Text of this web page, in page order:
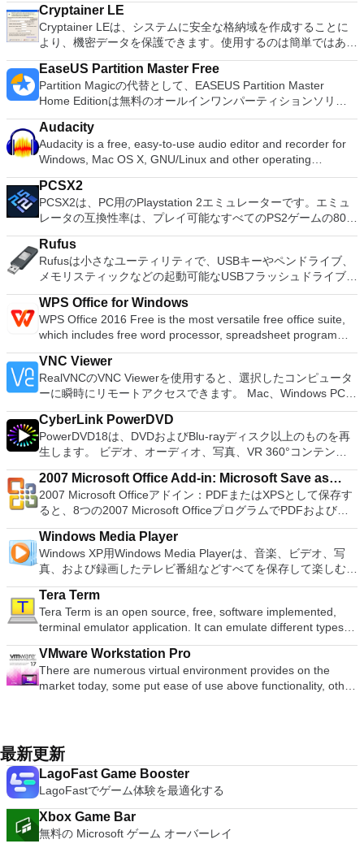
Cryptainer LE
Cryptainer LEは、システムに安全な格納域を作成することに
より、機密データを保護できます。使用するのは簡単ではあり
ません。暗号化するファイルをVaultにドラッグアンドドロッ
プするだけです。それらをボールトの外にドラッグすると、そ
れらを復号化して通常どおり使用できます。 Cryptainer LE
は、Windows PC、デスクトップ、ラップトップ、ハードディ
スク、USBフラッシュドライブなどのリムーバブルドライブ、
またはメモリスティックで使用できます。 主な機能は次のと
おりです。 簡単なドラッグアンドドロップ操作。 448ビット
の強力な暗号化。 暗号化されたボリュームを作成します。 高
速暗号化。 ストレージの柔軟性。 標準のWindows機能。 使い
やすいインターフェース。 Cryptainer LEは強力な448ビット
暗号化を使用し、ハードディスク上に複数の100 MB暗号化さ
れたボールトを作成できます。これらの暗号化されたドライブ
は、必要に応じて何度でもロードおよびアンロードできます。
すべて、単一のパスワードを使用して。 Cryptainer LEを使用
すると、コンピューター上の他の通常のドライブとまったく同
を使用できます。 Cryptainer LEは非常に使いやすく、標準の
ドロップダウンメニューを備えたシンプルなエクスプローラー
スタイルのインターフェイスを備えています。操作が簡単であ
るだけでなく、柔軟性もあり、「スタンドアロン」インストー
ルとしてUSB /リムーバブルドライブに直接インストールでき
ます。 全体として、Cryptainer LEは、WindowsベースのPC上
のデータ、ディスク、ドライブ、ファイル、フォルダーを暗号
化する包括的なセキュリティソリューションです。シンプルな
インターフェースを持ち、その場でファイルを復号化できま
す。私たちが見ることができる唯一の欠点は、わずかに時代遅
れのインターフェースです。完全に機能しますが、他の暗号化
ツールが持っている現代的な感覚の一部が欠けています。
EaseUS Partition Master Free
Partition Magicの代替として、EASEUS Partition Master
Home Editionは無料のオールインワンパーティションソリュ
ーションおよびディスク管理ユーティリティです。パーティシ
ョンの拡張（特にシステムドライブ用）、ディスク領域の管
理、MBRおよびGUIDパーティションテーブル（GPT）ディス
クのディスク領域不足の問題の解決を可能にします。 パーテ
ィションのサイズ変更/移動システムドライブを拡張するディ
スクとパーティションをコピーパーティションをマージ分割パ
ーティション空き領域を再分配するダイナミックディスクの変
換パーティションを回復する
Audacity
Audacity is a free, easy-to-use audio editor and recorder for
Windows, Mac OS X, GNU/Linux and other operating
systems. You can use Audacity to: Record live audio. Convert
tapes and records into digital recordings or CDs. Edit Ogg
Vorbis, MP3, WAV or AIFF sound files. Cut, copy, splice or mix
sounds together. Change the speed or pitch of a recording.
Add new effects with LADSPA plug-ins. And more!
PCSX2
PCSX2は、PC用のPlaystation 2エミュレーターです。エミュ
レータの互換性率は、プレイ可能なすべてのPS2ゲームの80％
以上を誇っています。かなり強力なコンピューターを所有して
いる場合、PCSX2は優れたエミュレーターです。また、この
アプリケーションはローエンドコンピューターのサポートも提
供するため、Playstation 2コンソールのすべての所有者は、
PCで動作するゲームを見ることができます。 PCSX2エミュレ
ーターを使用すると、PS2コントローラーを使用して、本物の
プレイステーション体験をシミュレートできます。このアプリ
ケーションでは、ディスクからゲームを直接実行することも、
ハードドライブからISOイメージとして実行することもできま
す。 主な機能は次のとおりです。 Savestates：ボタンを1つ
押すだけで、ゲームの現在の「状態」を保存できます。 無制
限のメモリーカード：好きなだけメモリーカードを保存でき、
8MBから64MBまでの単一の物理カードに制限されなくなりま
した。 高解像度グラフィックス：PCSX2を使用すると、
1080pまたは4K HDでゲームをプレイできます。 全体とし
ゲームを高い精度でエミュレートでき、Windowsとエミュレ
ーターを切り替えることができます。欠点は、高速ゲームに苦
労し、時々フリーズまたはクラッシュすることです。* PCSX2
を使用するには、コンソールから抽出できるPlaystation 2
BIOSが必要です。
Rufus
Rufusは小さなユーティリティで、USBキーやペンドライブ、
メモリスティックなどの起動可能なUSBフラッシュドライブを
フォーマットおよび作成できます。 Rufusは、次のシナリオで
役立ちます。 Windows、Linux、およびUEFI用の起動可能な
ISOからUSBインストールメディアを作成する必要がある場
合。 OSがインストールされていないシステムで作業する必要
がある場合。 BIOSまたはその他のファームウェアをDOSから
フラッシュする必要がある場合。 低レベルのユーティリティ
を実行する必要がある場合。 Rufusは次の* ISOで動作しま
す：Arch Linux、Archbang、BartPE / pebuilder、CentOS、
Damn Small Linux、Fedora、FreeDOS、Gentoo、
gNewSense、Hiren&#39;s Boot CD、LiveXP、Knoppix、
Kubuntu、Linux Mint、NT Password Registry Editor、
OpenSUSE、Parted Magic、Slackware、Tails、Trinity
Rescue Kit、Ubuntu、Ultimate Boot CD、Windows XP（SP2
以降）、Windows Server 2003 R2、Windows Vista、
Windows 7、Windows 8。 *このリストは完全ではありませ
ア語、マレーシア語、セシュティナ、ダンスク、ドイツ語、英
語、スペイン語、フランス語、フルバツキー、イタリア語、ラ
トヴィエシュ、リエトゥビウ、マジャール、オランダ、ノルス
ク、ポルスキ、ポルトガル、ポルトガル、スロヴェンスキー、
スロベンツキー、スロヴェンスキーSrpski、Suomi、
Svenska、Türkçe。
WPS Office for Windows
WPS Office 2016 Free is the most versatile free office suite,
which includes free word processor, spreadsheet program
and presentation maker. With these three programs you will
easily be able to deal with any office related tasks. WPS
Office 2016 Free has multiple language support for English,
French, German, Spanish, Portuguese,Russian and Polish
languages. To switch between languages requires only a
single click! Despite being a free suite, WPS Office comes
with many innovative features, such as the paragraph
adjustment tool and multiple tabbed feature. It also has a PDF
converter, spell check and word count feature. WPS Office
2016 Personal Edition supports switching language UI,File
Roaming and Docer online templates. Key features include:
Writer Efficient word processor. Presentation Multimedia
presentations creator. Spreadsheets Powerful tool for data
processing and analysis. 100% compatible with MS Office
document file types (.docx, .pptx, .xlsx, etc.). Thousands of
support (iOS and Android). WPS Cloud Storage included.
Although it is a free suite, WPS Office 2016 Free comes with
many innovative features, including a useful a paragraph
adjustment tool int he Writer program. It has an Office to PDF
converter, automatic spell checking and word count features.
It also has some neat tools such as the Watermark in
document, and converting PowerPoint to Word document
effective slide show maker that helps you to create impressive
multimedia presentations; and the Spreadsheets program is
both a flexible and a powerful spreadsheet application.
VNC Viewer
RealVNCのVNC Viewerを使用すると、選択したコンピュータ
ーに瞬時にリモートアクセスできます。 Mac、Windows PC、
またはLinuxマシン、世界中のどこからでも。 VNC Viewerを
使用すると、コンピューターのデスクトップを表示したり、コ
ンピューターの前に直接座っているかのようにマウスとキーボ
ードを制御したりできます。 VNC Viewerは、インストールと
使用が簡単です。制御したいデバイスでインストーラーを実行
し、指示に従ってください。オプションで、Windowsでのリ
モート展開に使用可能なMSIがあります。デスクトッププラッ
トフォームにVNC Viewerをインストールする権限がない場合
は、スタンドアロンオプションを選択する必要があります。
主な機能は次のとおりです。 クラウドサービスを介してVNC
Connectを実行しているコンピューターに接続します。 Apple
Screen Sharing（ARD）などのサードパーティ製のVNC互換
ソフトウェアを実行しているコンピューターに直接接続しま
す。 各デバイスでVNC Viewerにサインインして、すべてのデ
バイス間の接続をバックアップおよび同期します。 仮想キー
の高度なキーが含まれています。 Bluetoothキーボードのサポ
ート。 VNC Connectサブスクリプションには、無料、有料、
試用の3つのバージョンがあります。 制御する必要のあるマシ
シンでVNC Viewerにサインインします。そこから、コンピュ
ーターを確認して接続できます。 VNC Connectを使用する
と、セッションはエンドツーエンドで暗号化されます。アプリ
はすぐに各コンピューターをパスワードで保護します。コンピ
ューターへのログインに使用するのと同じユーザー名とパスワ
ードを入力するだけです。 WIN 7,8,8.1,10をサポートしま
す。 VNC ViewerのMacバージョンをお探しですか？ここから
CyberLink PowerDVD
PowerDVD18は、DVDおよびBlu-rayディスク以上のものを再
生します。 ビデオ、オーディオ、写真、VR 360°コンテン
ツ、さらにはYouTubeやVimeoにとっても、PowerDVD18は重
要なエンターテイメントの仲間です。 Ultra HD HDR TVとサ
ラウンドサウンドシステムの可能性を解き放ち、360°ビデオ
の増え続けるコレクションへのアクセスで仮想世界に没頭する
か、PCまたはラップトップでの比類のない再生サポートと独
自の強化により、どこにいても簡単にリラックスできます。
新機能は次のとおりです。 4K DHR向けに最適化 Ultra HD
Blu-ray、4K、HEVC / H.265およびHDR10コンテンツをサポー
ト全画面モードで21：9モニターで2.35：1の映画を見る常時
オンのミニビューでYouTubeライブを見る YouTubeおよび
Vimeoで4K HDRおよび360ビデオを再生 VRエクスペリエンス
の向上：Microsoft Mixed Realityヘッドセット、HTC、VIVE、
およびOculus Riftをサポート Fire TVとキャストのサポート
注：これは商用トライアルです。
2007 Microsoft Office Add-in: Microsoft Save as
PDF or XPS
2007 Microsoft Officeアドイン：PDFまたはXPSとして保存す
ると、8つの2007 Microsoft OfficeプログラムでPDFおよび
XPS形式にエクスポートして保存できます。このツールを使用
すると、これらのプログラムのサブセットでPDF形式および
XPS形式の電子メール添付ファイルとして送信することもでき
ます（特定の機能はプログラムによって異なります）。 この
ダウンロードは、次のOfficeプログラムで動作します。
Microsoft Office Access 2007。 Microsoft Office Excel 2007。
Microsoft Office InfoPath 2007。 Microsoft Office OneNote
2007。 Microsoft Office PowerPoint 2007。 Microsoft Office
Publisher 2007。 Microsoft Office Visio 2007。 Microsoft
Office Word 2007。 2007 Microsoft Officeプログラムのこの
Microsoft Save as PDFまたはXPSアドインは、2007 Microsoft
Office systemソフトウェアの補足条項であり、2007 Microsoft
XP Service Pack 2。
Windows Media Player
Windows XP用Windows Media Playerは、音楽、ビデオ、写
真、および録画したテレビ番組などすべてを保存して楽しむ最
適な機能を搭載しています。 再生、表示、外出先で楽しむた
めのポータブル デバイスとの同期、さらには家中のデバイス
との共有も、すべて1か所で行えます。 シンプルなデザイン -
まったく新しい外観でデジタル エンターテイメントを楽しめ
ます。 大好きな音楽をより多く - デジタル音楽体験がさらに
楽しくなります。 エンターテイメントをすべて1つの場所に -
音楽、ビデオ、写真、録画したテレビ番組をすべて保存して楽
しめます。 どこでも楽しめる - どこにいても音楽、ビデオ、
Tera Term
Tera Term is an open source, free, software implemented,
terminal emulator application. It can emulate different types of
computer terminals, from DEC VT100 to DEC VT382, and it
supports telnet, SSH 1 & 2 and serial port connections. It also
has a built-in macro scripting language and some other useful
plugins. Key features include: Automatically creates logs with
remote Telnet or SSH hosts. It sports a clean and crisp layout
that is easy to work with. The application does not take a long
time to wrap your head around and is also very light on
system resources. So, if you need a free terminal emulator,
which is easy to master and supports remote Telnet or SSH
host connections then Tera Term is a good choice.
VMware Workstation Pro
There are numerous virtual environment provides on the
market today, some put ease of use above functionality, other
patches, in an isolated and safe virtualized environment. Key
Features include: Powerful 3D Graphics - DirectX 10* and
OpenGL 3.3 support. VMware Compatibility - Create one; Run
anywhere on VMware software. vSphere and vCloud Air
Support - Drag and drop VMs between environments.
Restricted and Encrypted VMs - Protection and performance
enhancements. Expiring Virtual Machines - Time-limited
最新更新
LagoFast Game Booster
LagoFastでゲーム体験を最適化する
Xbox Game Bar
無料の Microsoft ゲーム オーバーレイ